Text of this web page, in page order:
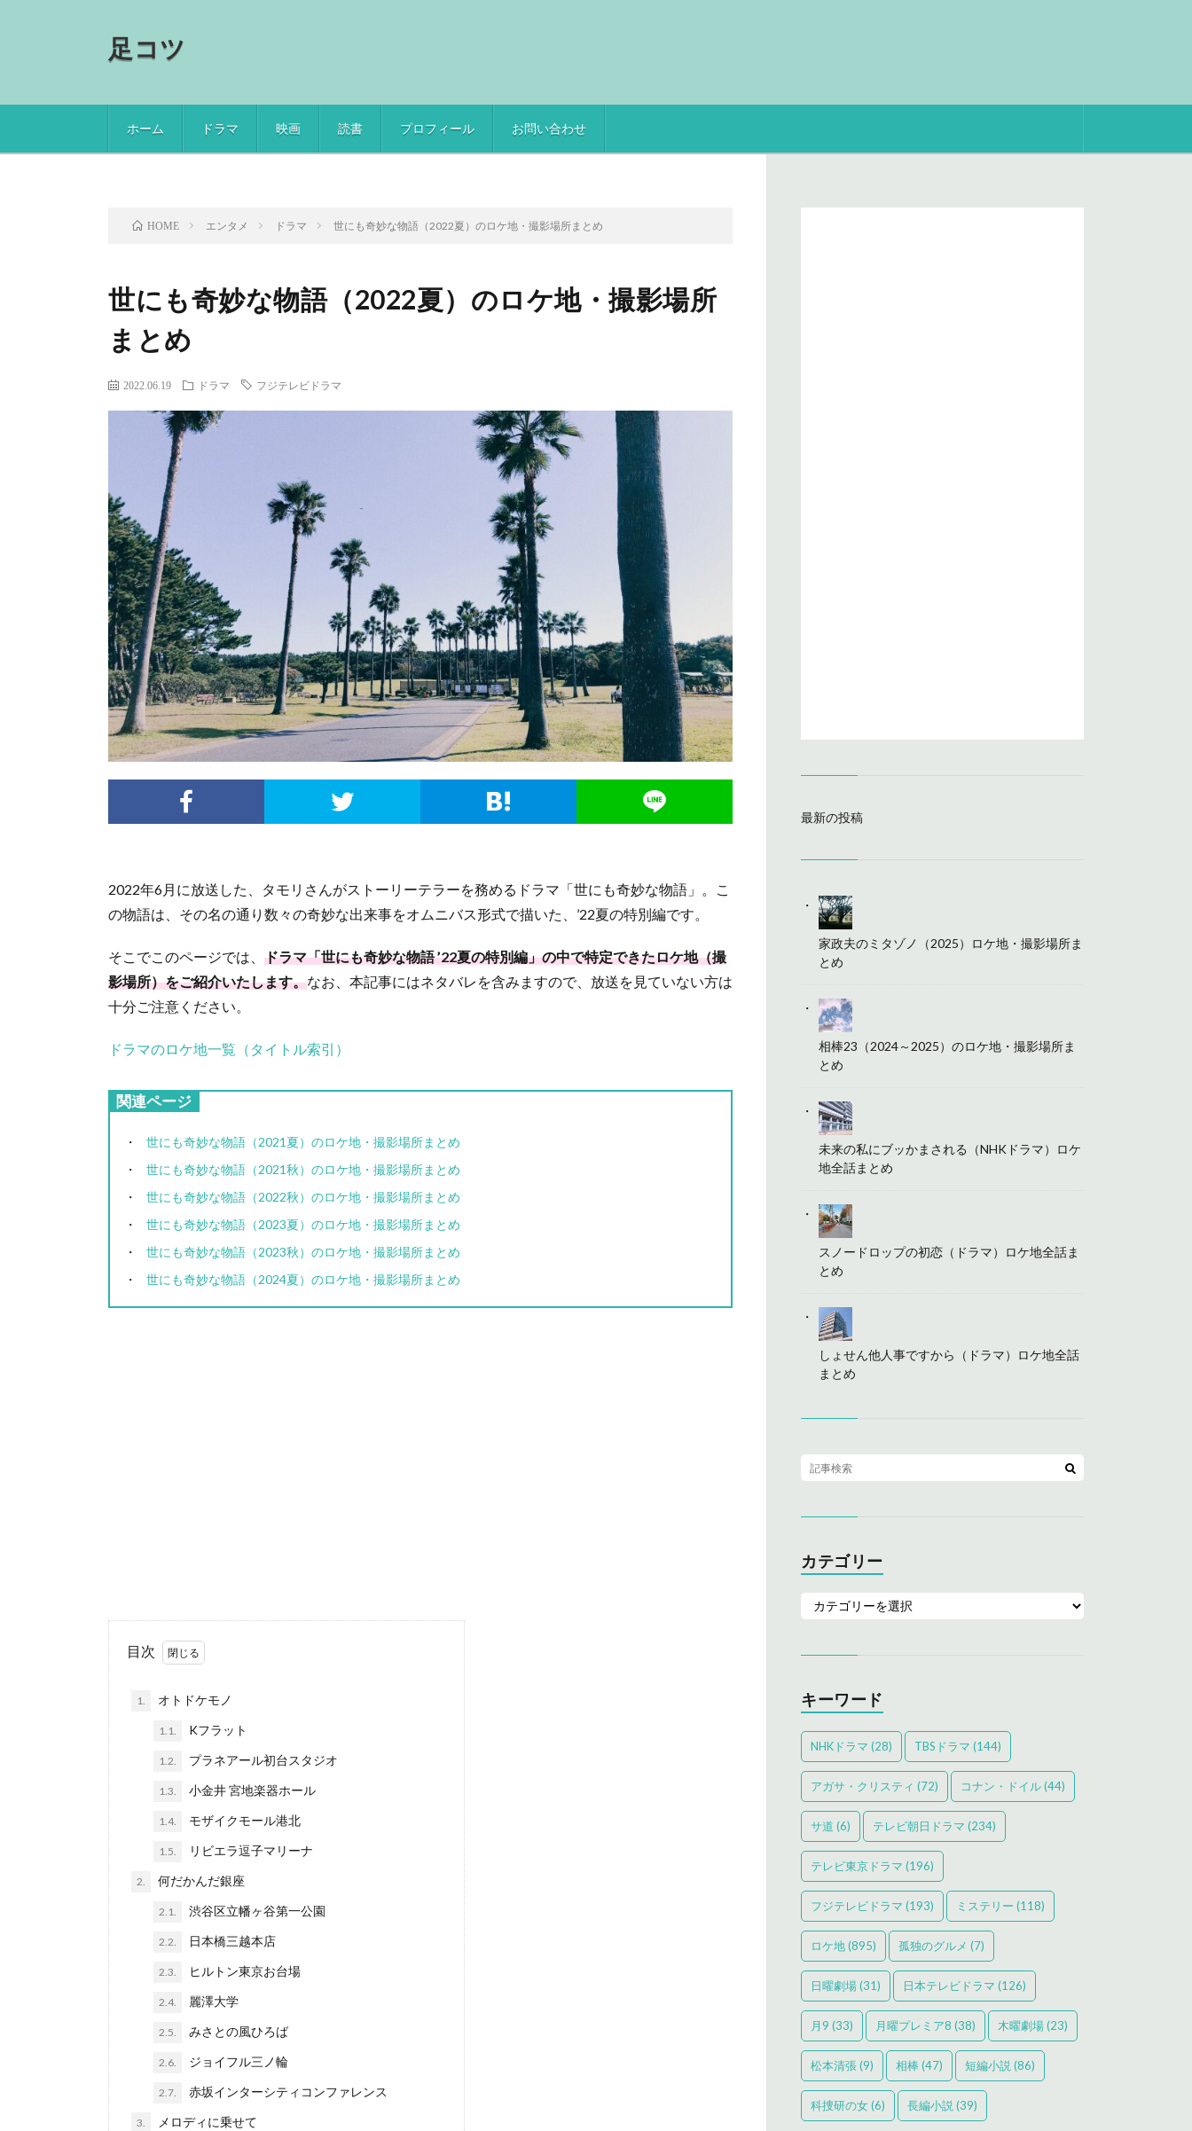
足コツ
ホーム ドラマ 映画 読書 プロフィール お問い合わせ
HOME エンタメ ドラマ 世にも奇妙な物語（2022夏）のロケ地・撮影場所まとめ
世にも奇妙な物語（2022夏）のロケ地・撮影場所
まとめ
2022.06.19 ドラマ フジテレビドラマ
2022年6月に放送した、タモリさんがストーリーテラーを務めるドラマ「世にも奇妙な物語」。こ
の物語は、その名の通り数々の奇妙な出来事をオムニバス形式で描いた、’22夏の特別編です。
そこでこのページでは、 ドラマ「世にも奇妙な物語 ’22夏の特別編」の中で特定できたロケ地（撮
影場所）をご紹介いたします。なお、本記事にはネタバレを含みますので、放送を見ていない方は
十分ご注意ください。
ドラマのロケ地一覧（タイトル索引）
関連ページ
世にも奇妙な物語（2021夏）のロケ地・撮影場所まとめ
世にも奇妙な物語（2021秋）のロケ地・撮影場所まとめ
世にも奇妙な物語（2022秋）のロケ地・撮影場所まとめ
世にも奇妙な物語（2023夏）のロケ地・撮影場所まとめ
世にも奇妙な物語（2023秋）のロケ地・撮影場所まとめ
世にも奇妙な物語（2024夏）のロケ地・撮影場所まとめ
目次
1. オトドケモノ
1.1. Kフラット
1.2. プラネアール初台スタジオ
1.3. 小金井 宮地楽器ホール
1.4. モザイクモール港北
1.5. リビエラ逗子マリーナ
2. 何だかんだ銀座
2.1. 渋谷区立幡ヶ谷第一公園
2.2. 日本橋三越本店
2.3. ヒルトン東京お台場
2.4. 麗澤大学
2.5. みさとの風ひろば
2.6. ジョイフル三ノ輪
2.7. 赤坂インターシティコンファレンス
3. メロディに乗せて
最新の投稿
家政夫のミタゾノ（2025）ロケ地・撮影場所ま
とめ
相棒23（2024～2025）のロケ地・撮影場所ま
とめ
未来の私にブッかまされる（NHKドラマ）ロケ
地全話まとめ
スノードロップの初恋（ドラマ）ロケ地全話ま
とめ
しょせん他人事ですから（ドラマ）ロケ地全話
まとめ
カテゴリー
キーワード
NHKドラマ (28) TBSドラマ (144)
アガサ・クリスティ (72) コナン・ドイル(44)
サ道 (6) テレビ朝日ドラマ (234)
テレビ東京ドラマ (196)
フジテレビドラマ (193) ミステリー (118)
ロケ地(895) 孤独のグルメ (7)
日曜劇場(31) 日本テレビドラマ (126)
月9 (33) 月曜プレミア8 (38) 木曜劇場(23)
松本清張(9) 相棒(47) 短編小説 (86)
科捜研の女(6) 長編小説 (39)